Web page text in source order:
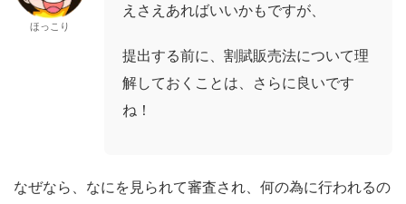
ほっこり
えさえあればいいかもですが、
提出する前に、割賦販売法について理
解しておくことは、さらに良いです
ね！
なぜなら、なにを見られて審査され、何の為に行われるの